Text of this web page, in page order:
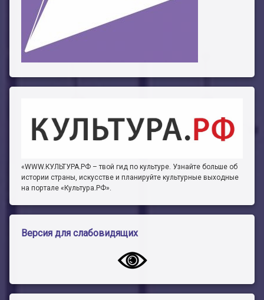
«WWW.КУЛЬТУРА.РФ – твой гид по культуре. Узнайте больше об
истории страны, искусстве и планируйте культурные выходные
на портале «Культура.РФ».
Версия для слабовидящих